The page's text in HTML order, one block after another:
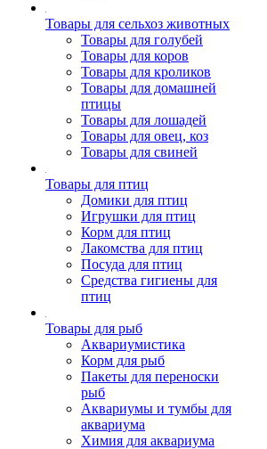
Товары для сельхоз животных
Товары для голубей
Товары для коров
Товары для кроликов
Товары для домашней
птицы
Товары для лошадей
Товары для овец, коз
Товары для свиней
Товары для птиц
Домики для птиц
Игрушки для птиц
Корм для птиц
Лакомства для птиц
Посуда для птиц
Средства гигиены для
птиц
Товары для рыб
Аквариумистика
Корм для рыб
Пакеты для переноски
рыб
Аквариумы и тумбы для
аквариума
Химия для аквариума